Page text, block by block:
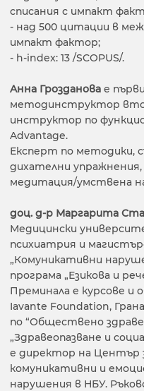
списания с импакт
- над 500 цитации в
импакт фактор;
- h-index: 13 /SCOPUS/.
Aнна Грозданова е
методинструктор
инструктор по
Advantage.
Експерт по методики,
дихателни упражнения,
медитация/умствена
доц. д-р Маргарита
Медицински
психиатрия и
„Комуникативни
програма „Езикова и
Преминала е курсове и
Iavante Foundation,
по “Обществено
„Здравеопазване и
е директор на Център
комуникативни и
нарушения в НБУ.